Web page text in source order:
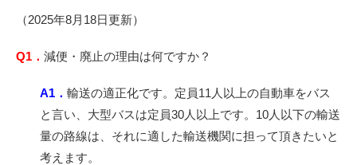
（2025年8月18日更新）
Q1． 減便・廃止の理由は何ですか？
A1． 輸送の適正化です。定員11人以上の自動車をバス
と言い、大型バスは定員30人以上です。10人以下の輸送
量の路線は、それに適した輸送機関に担って頂きたいと
考えます。